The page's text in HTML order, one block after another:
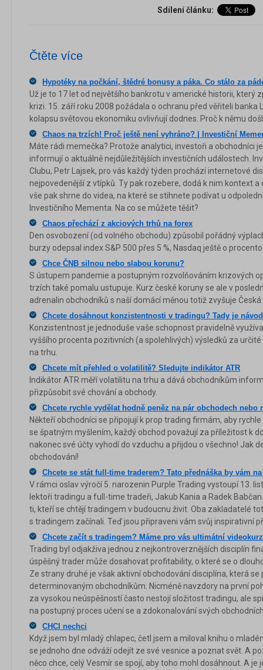
Sdílení článku:
Čtěte více
Hypotéky na počkání, štědré bonusy a páka. Co stálo za
Už je to 17 let od největšího bankrotu v americké historii, který
krizi. 15. září roku 2008 požádala o ochranu před věřiteli banka
kolapsu světovou ekonomiku ovlivňují dodnes. Proč k němu
Chaos na trzích! Proč ještě není vyhráno? | Investiční
Máte rádi memečka? Protože analytici, investoři a obchodníci
informují o aktuálně nejdůležitějších investičních událostech.
Clubu, Petr Lajsek, pro vás každý týden prochází internetové
nejpovedenější z vtípků. Ty pak rozebere, dodá k nim kontext
vše pak shrne do videa, na které se stihnete podívat u
Investičního Mementa. Na co se můžete těšit?
Chaos přechází z akciových trhů na forex
Den osvobození (od volného obchodu) způsobil pořádný
burzy odepsal index S&P 500 přes 5 %, Nasdaq ještě o
Chce ČNB silnou nebo slabou korunu?
S ústupem pandemie a postupným rozvolňováním krizových
trzích také pomalu ustupuje. Kurz české koruny se ale v
adrenalin obchodníků s naší domácí měnou totiž zvyšuje Česká
Chcete dosáhnout konzistentnosti v tradingu? Tady je
Konzistentnost je jednoduše vaše schopnost pravidelně
vyššího procenta pozitivních (a spolehlivých) výsledků za
na trhu.
Chcete mít přehled o volatilitě? Sledujte indikátor ATR
Indikátor ATR měří volatilitu na trhu a dává obchodníkům
přizpůsobit své chování a obchody.
Chcete rychle vydělat hodně peněz na pár obchodech
Někteří obchodníci se připojují k prop trading firmám, aby
se špatným myšlením, každý obchod považují za příležitost k
nakonec své účty vyhodí do vzduchu a přijdou o všechno! Jak
obchodování!
Chcete se stát full-time traderem? Tato přednáška by vám
V rámci oslav výročí 5. narozenin Purple Trading vystoupí 13.
lektoři tradingu a full-time tradeři, Jakub Kania a Radek
ti, kteří se chtějí tradingem v budoucnu živit. Oba zakladatelé
s tradingem začínali. Teď jsou připraveni vám svůj inspirativní
Chcete začít s tradingem? Máme pro vás ultimátní
Trading byl odjakživa jednou z nejkontroverznějších disciplín
úspěšný trader může dosahovat profitability, o které se o
Ze strany druhé je však aktivní obchodování disciplína, která
determinovaným obchodníkům. Nicméně navzdory na první
za vysokou neúspěšností často nestojí složitost tradingu, ale
na postupný proces učení se a zdokonalování svých
CHCI nechci
Když jsem byl mladý chlapec, četl jsem a miloval knihu o
se jednoho dne odváží odejít ze své vesnice a poznat svět. A
něco chce, celý Vesmír se spojí, aby toho mohl dosáhnout. A je